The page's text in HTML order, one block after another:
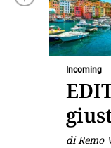
Incoming
di Remo